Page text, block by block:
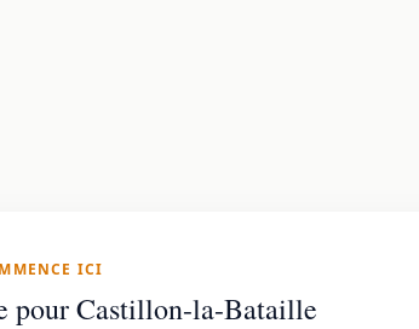
ICI
pour Castillon-la-Bataille